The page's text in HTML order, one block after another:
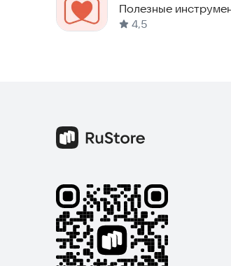
Полезные
4,5